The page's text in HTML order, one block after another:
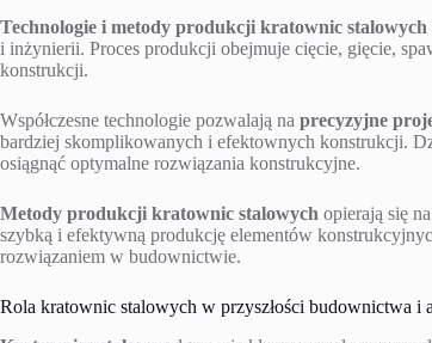
Technologie i metody produkcji kratownic stalowych
i inżynierii. Proces produkcji obejmuje cięcie, gięcie,
konstrukcji.
Współczesne technologie pozwalają na precyzyjne
bardziej skomplikowanych i efektownych konstrukcji.
osiągnąć optymalne rozwiązania konstrukcyjne.
Metody produkcji kratownic stalowych opierają się
szybką i efektywną produkcję elementów
rozwiązaniem w budownictwie.
Rola kratownic stalowych w przyszłości budownictwa i